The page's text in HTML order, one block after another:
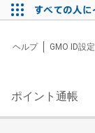
ヘルプ GMO ID設定
ポイント通帳